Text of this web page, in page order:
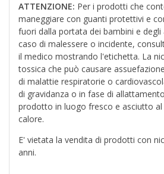
ATTENZIONE: Per i prodotti che
maneggiare con guanti protettivi e
fuori dalla portata dei bambini e
caso di malessere o incidente,
il medico mostrando l'etichetta. La
tossica che può causare
di malattie respiratorie o
di gravidanza o in fase di
prodotto in luogo fresco e asciutto
calore.
E' vietata la vendita di prodotti con
anni.